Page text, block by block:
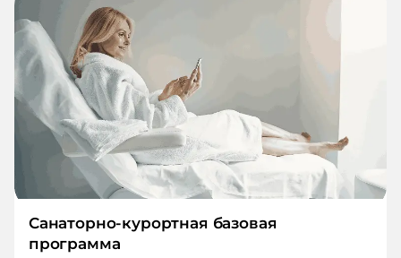
Санаторно-курортная базовая
программа